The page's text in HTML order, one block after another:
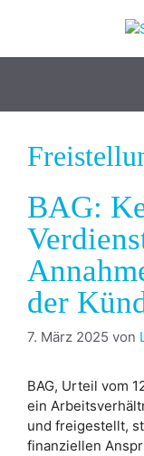
BAG:
der
7. März 2025 von
BAG, Urteil vom
ein
und freigestellt,
finanziellen